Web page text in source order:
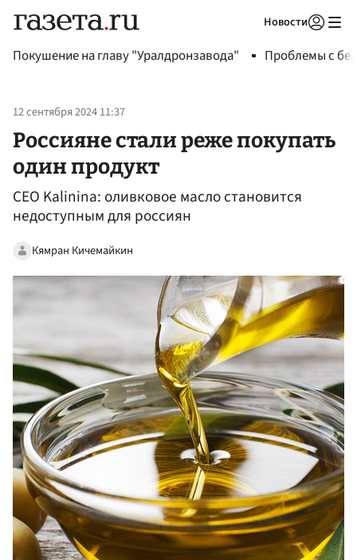
Новости
Покушение на главу "Уралдронзавода" Проблемы с
12 сентября 2024 11:37
Россияне стали реже покупать
один продукт
СEО Kalinina: оливковое масло становится
недоступным для россиян
Кямран Кичемайкин